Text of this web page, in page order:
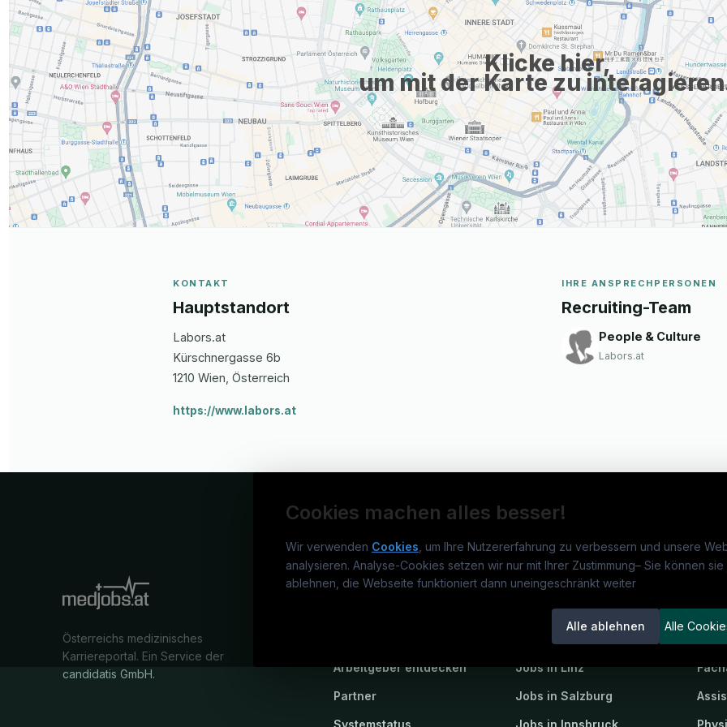
Klicke hier,
um mit der Karte zu
KONTAKT
Hauptstandort
Labors.at
Kürschnergasse 6b
1210 Wien , Österreich
https://www.labors.at
IHRE ANSPRECHPERSONEN
Recruiting-Team
People & Culture
Labors.at
Cookies machen alles besser!
Wir verwenden Cookies , um Ihre Nutzererfahrung zu verbessern und unsere
analysieren. Analyse-Cookies setzen wir nur mit Ihrer Zustimmung– Sie können
ablehnen, die Webseite funktioniert dann uneingeschränkt weiter
Alle ablehnen
Alle
Österreichs medizinisches
Karriereportal. Ein Service der
candidatis GmbH.
medjobs.at
Arbeitgeber entdecken
Partner
Systemstatus
Jobs
Jobs in Wien
Jobs in Linz
Jobs in Salzburg
Jobs in Innsbruck